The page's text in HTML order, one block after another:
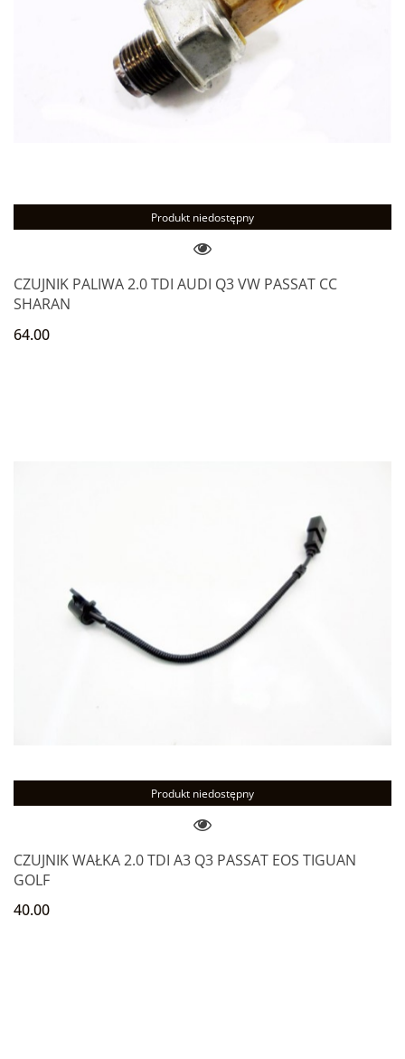
Produkt niedostępny
CZUJNIK PALIWA 2.0 TDI AUDI Q3 VW PASSAT CC
SHARAN
64.00
Produkt niedostępny
CZUJNIK WAŁKA 2.0 TDI A3 Q3 PASSAT EOS TIGUAN
GOLF
40.00